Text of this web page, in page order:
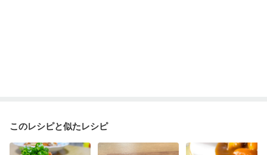
このレシピと似たレシピ